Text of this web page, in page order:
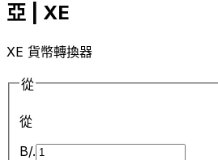
亞 | XE
XE 貨幣轉換器
從
從
B/.